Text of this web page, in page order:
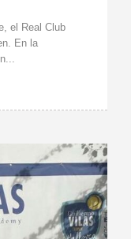
el Real Club
En la